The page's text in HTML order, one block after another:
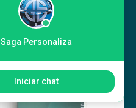
Saga Personaliza
Iniciar chat